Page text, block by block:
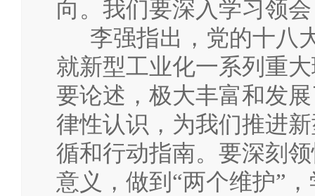
向。我们要深入学习领
李强指出，党的十八
就新型工业化一系列重
要论述，极大丰富和发
律性认识，为我们推进
循和行动指南。要深刻
意义，做到“两个维护”